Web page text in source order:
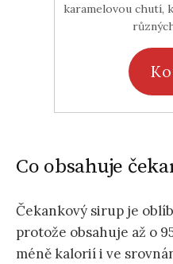
karamelovou chutí,
Co obsahuje
Čekankový sirup je
protože obsahuje až o
méně kalorií i ve